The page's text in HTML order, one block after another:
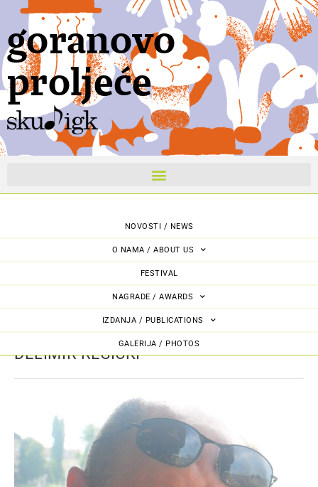
goranovo
proljeće
NOVOSTI / NEWS
O NAMA / ABOUT US
FESTIVAL
NAGRADE / AWARDS
IZDANJA / PUBLICATIONS
GALERIJA / PHOTOS
DELIMIR REŠICKI